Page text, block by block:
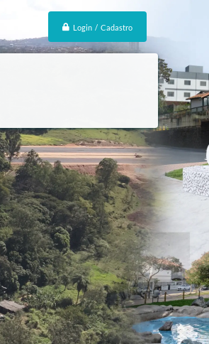
Login / Cadastro